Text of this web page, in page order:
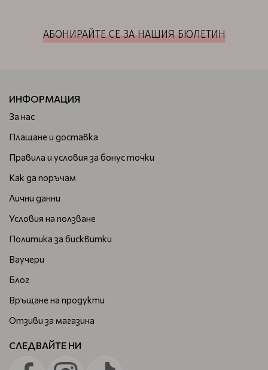
АБОНИРАЙТЕ СЕ ЗА НАШИЯ БЮЛЕТИН
ИНФОРМАЦИЯ
За нас
Плащане и доставка
Правила и условия за бонус точки
Как да поръчам
Лични данни
Условия на ползване
Политика за бисквитки
Ваучери
Блог
Връщане на продукти
Отзиви за магазина
СЛЕДВАЙТЕ НИ